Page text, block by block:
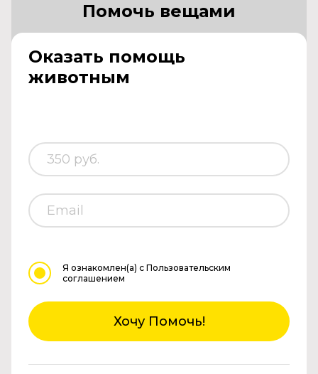
Оказать помощь
животным
Помочь вещами
Я ознакомлен(а) с Пользовательским
соглашением
Хочу Помочь!